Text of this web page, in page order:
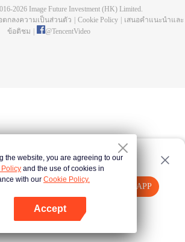
Video
เปิด APP
คลิกที่นี่ ลองใหม่อีกครั้ง
2026Image Future Investment (HK) Limited.
ตกลงความเป็นส่วนตัว Cookie Policy
เสนอคำแนะนำและ
ข้อติชม
@TencentVideo
the website, you are agreeing to our
Policy and the use of cookies in
with our Cookie Policy.
Accept